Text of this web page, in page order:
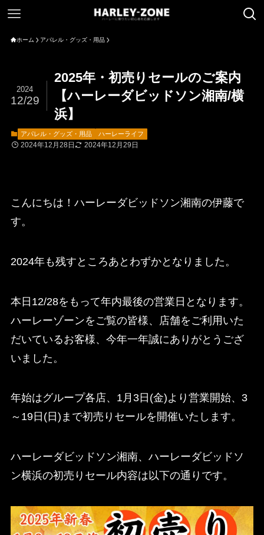
ホーム アパレル・グッズ・用品
2025年・初売りセールのご案内
【ハーレーダビッドソン湘南/横
浜】
2024
12/29
アパレル・グッズ・用品 ハーレーライフ
2024年12月28日 2024年12月29日
こんにちは！ハーレーダビッドソン湘南の伊藤で
す。
2024年も残すところあとわずかとなりました。
本日12/28をもって年内最後の営業日となります。
ハーレーゾーンをご覧の皆様、店舗をご利用いた
だいているお客様、今年一年誠にありがとうござ
いました。
年始はグループ各店、1月3日(金)より営業開始、3
～19日(日)まで初売りセールを開催いたします。
ハーレーダビッドソン湘南、ハーレーダビッドソ
ン横浜の初売りセール内容は以下の通りです。